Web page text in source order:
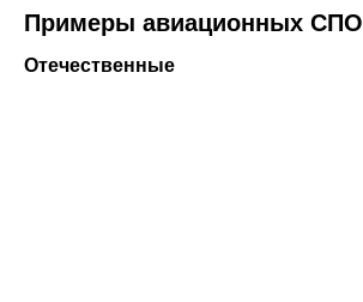
Примеры авиационных СПО
Отечественные